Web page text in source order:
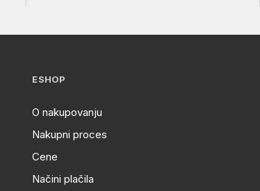
ESHOP
O nakupovanju
Nakupni proces
Cene
Načini plačila